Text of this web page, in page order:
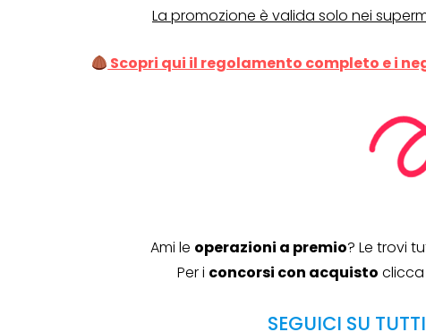
La promozione è valida solo nei
Scopri qui il regolamento completo e i
Ami le operazioni a premio? Le trovi
Per i concorsi con acquisto clicca
SEGUICI SU
Genertellife ti
in buoni!